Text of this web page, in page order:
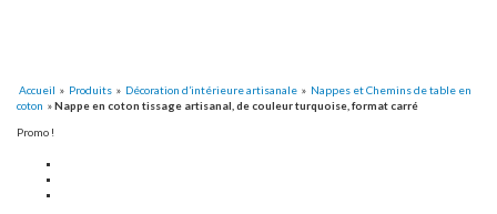
Accueil » Produits » Décoration d’intérieure artisanale » Nappes et Chemins de table en
coton »Nappe en coton tissage artisanal, de couleur turquoise, format carré
Promo !